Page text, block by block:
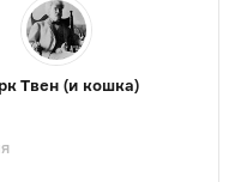
Твен (и кошка)